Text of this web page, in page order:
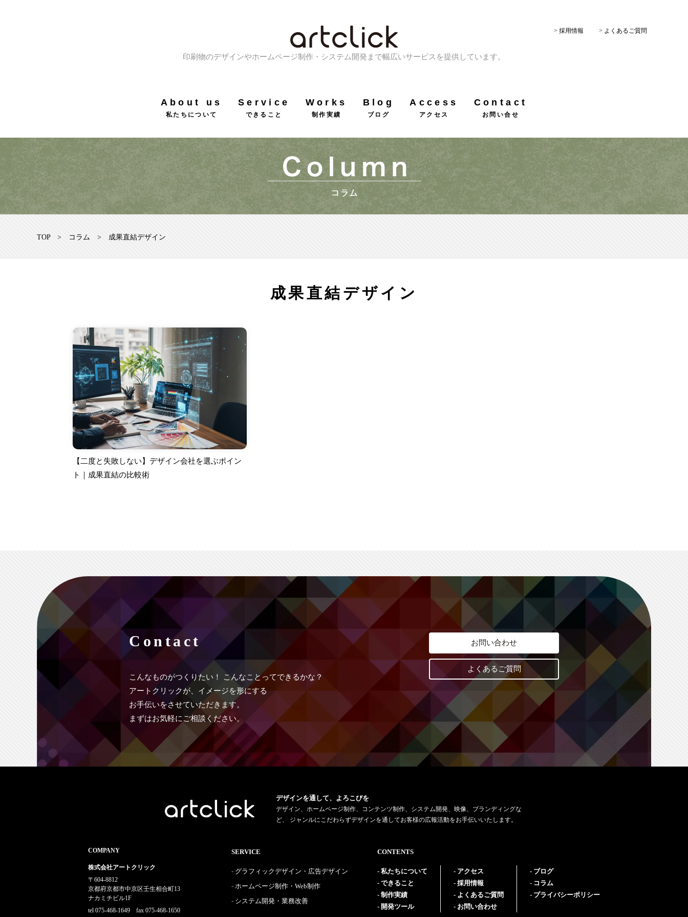
印刷物のデザインやホームページ制作・システム開発まで幅広いサービスを提供しています。
About us
私たちについて
Service
できること
Works
制作実績
Blog
ブログ
Access
アクセス
Contact
お問い合せ
> 採用情報 > よくあるご質問
TOP > コラム > 成果直結デザイン
成果直結デザイン
【二度と失敗しない】デザイン会社を選ぶポイン
ト｜成果直結の比較術
Contact
こんなものがつくりたい！
こんなことってできるかな？
アートクリックが、イメージを形にする
お手伝いをさせていただきます。
まずはお気軽にご相談ください。
お問い合わせ
よくあるご質問
デザインを通して、よろこびを
デザイン、ホームページ制作、コンテンツ制作、システム開発、映像、ブランディングな
ど、 ジャンルにこだわらずデザインを通してお客様の広報活動をお手伝いいたします。
COMPANY
株式会社アートクリック
〒604-8812
京都府京都市中京区壬生相合町13
ナカミチビル1F
tel 075-468-1649 fax 075-468-1650
SERVICE
グラフィックデザイン・広告デザイン
ホームページ制作・Web制作
システム開発・業務改善
CONTENTS
私たちについて
できること
制作実績
開発ツール
アクセス
採用情報
よくあるご質問
お問い合わせ
ブログ
コラム
プライバシーポリシー